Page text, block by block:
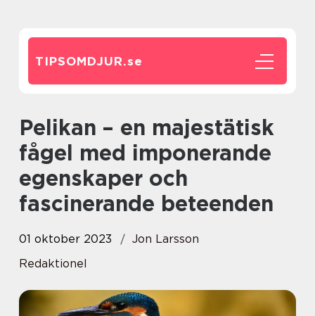
TIPSOMDJUR.se
Pelikan – en majestätisk
fågel med imponerande
egenskaper och
fascinerande beteenden
01 oktober 2023
Jon Larsson
Redaktionel